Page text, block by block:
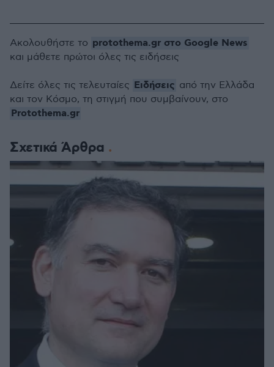
Σχετικά Άρθρα
Ακολουθήστε το protothema.gr στο Google News
και μάθετε πρώτοι όλες τις ειδήσεις
Δείτε όλες τις τελευταίες Ειδήσεις από την Ελλάδα
και τον Κόσμο, τη στιγμή που συμβαίνουν, στο
Protothema.gr